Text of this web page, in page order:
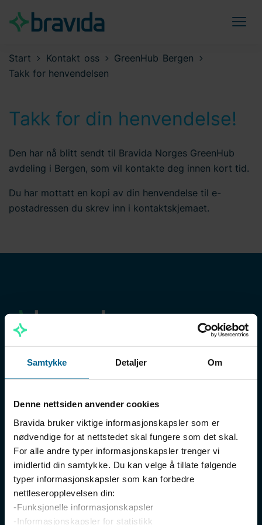
Samtykke Detaljer Om
Denne nettsiden anvender cookies
Bravida bruker viktige informasjonskapsler som er
nødvendige for at nettstedet skal fungere som det skal.
For alle andre typer informasjonskapsler trenger vi
imidlertid din samtykke. Du kan velge å tillate følgende
typer informasjonskapsler som kan forbedre
nettleseropplevelsen din:
-Funksjonelle informasjonskapsler
-Informasjonskapsler for statistikk
Start Kontakt oss
GreenHub Bergen
Takk for henvendelsen
Takk for din henvendelse!
Den har nå blitt sendt til Bravida Norges GreenHub
avdeling i Bergen, som vil kontakte deg innen kort tid.
Du har mottatt en kopi av din henvendelse til e-
postadressen du skrev inn i kontaktskjemaet.
Meny
Jobbe hos oss
Om Bravida Norge
Varsling
Kontakt oss